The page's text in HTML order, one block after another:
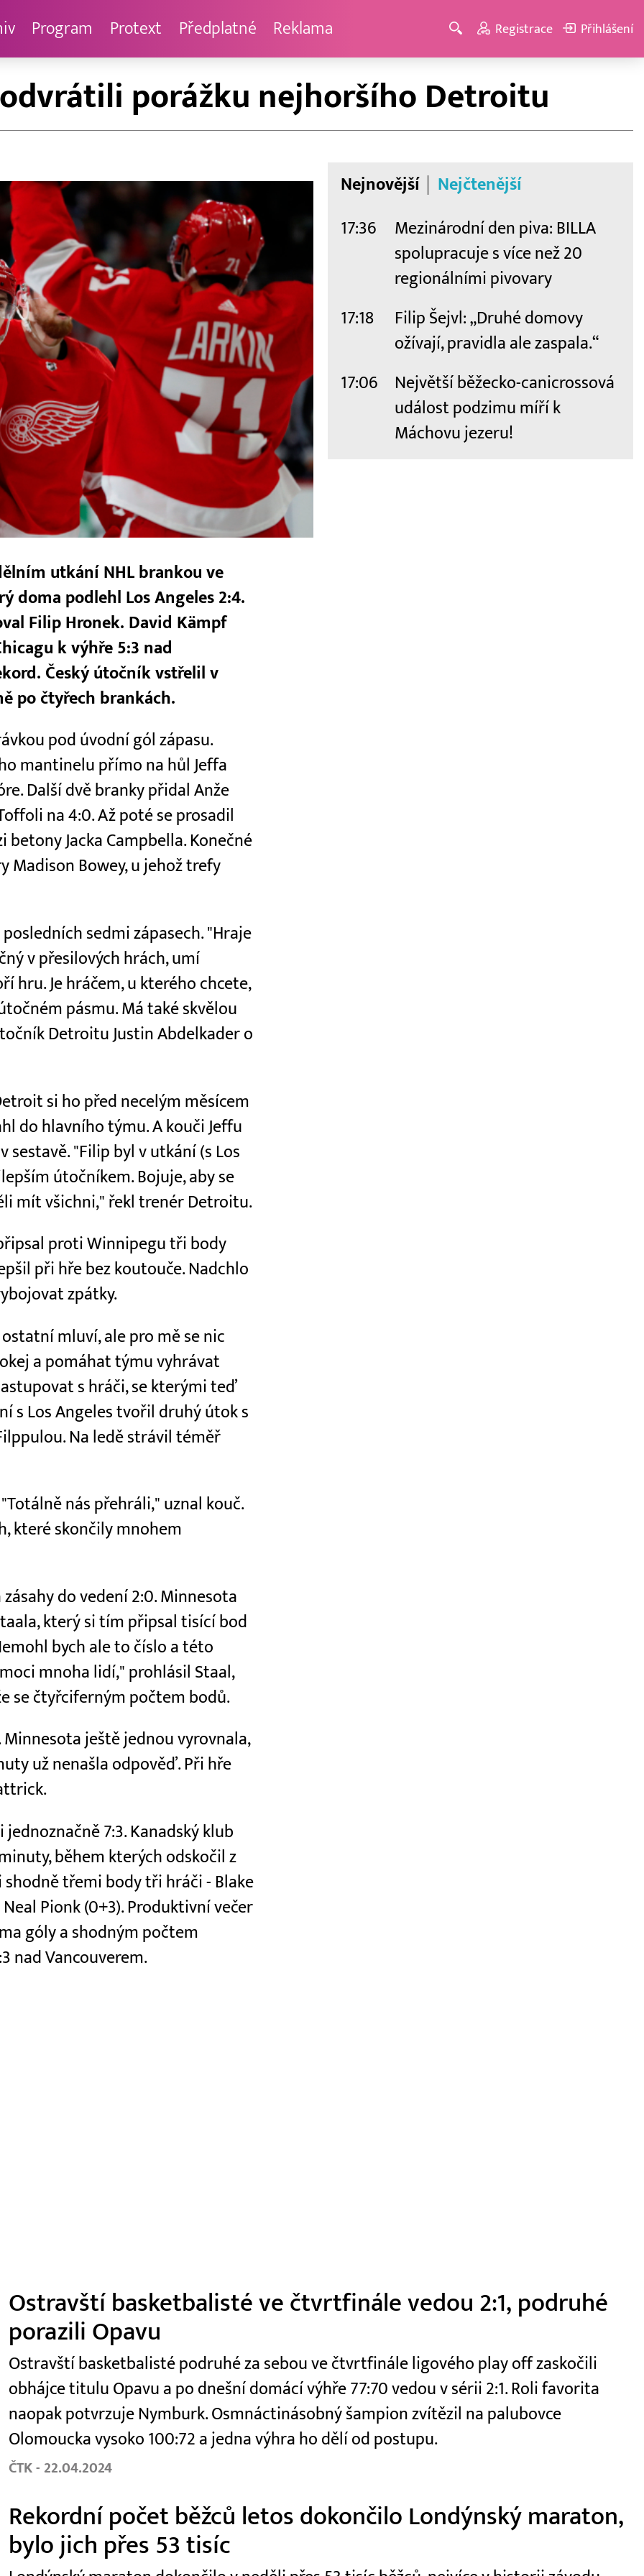
Program Protext Předplatné Reklama Registrace Přihlášení
porážku nejhoršího Detroitu
utkání NHL brankou ve
doma podlehl Los Angeles 2:4.
Filip Hronek. David Kämpf
k výhře 5:3 nad
Český útočník vstřelil v
po čtyřech brankách.
pod úvodní gól zápasu.
mantinelu přímo na hůl Jeffa
Další dvě branky přidal Anže
na 4:0. Až poté se prosadil
Jacka Campbella. Konečné
Madison Bowey, u jehož trefy
sedmi zápasech. "Hraje
v přesilových hrách, umí
hru. Je hráčem, u kterého chcete,
pásmu. Má také skvělou
Detroitu Justin Abdelkader o
si ho před necelým měsícem
do hlavního týmu. A kouči Jeffu
sestavě. "Filip byl v utkání (s Los
útočníkem. Bojuje, aby se
mít všichni," řekl trenér Detroitu.
proti Winnipegu tři body
při hře bez koutouče. Nadchlo
zpátky.
mluví, ale pro mě se nic
a pomáhat týmu vyhrávat
s hráči, se kterými teď
s Los Angeles tvořil druhý útok s
Na ledě strávil téměř
nás přehráli," uznal kouč.
které skončily mnohem
do vedení 2:0. Minnesota
který si tím připsal tisící bod
bych ale to číslo a této
mnoha lidí," prohlásil Staal,
se čtyřciferným počtem bodů.
ještě jednou vyrovnala,
už nenašla odpověď. Při hře
7:3. Kanadský klub
během kterých odskočil z
shodně třemi body tři hráči - Blake
Pionk (0+3). Produktivní večer
góly a shodným počtem
nad Vancouverem.
Nejnovější Nejčtenější
17:36
Mezinárodní den piva: BILLA
spolupracuje s více než 20
regionálními pivovary
17:18
Filip Šejvl: „Druhé domovy
ožívají, pravidla ale zaspala.“
17:06
Největší běžecko-canicrossová
událost podzimu míří k
Máchovu jezeru!
Ostravští basketbalisté ve čtvrtfinále vedou 2:1, podruhé
porazili Opavu
Ostravští basketbalisté podruhé za sebou ve čtvrtfinále ligového play off zaskočili
obhájce titulu Opavu a po dnešní domácí výhře 77:70 vedou v sérii 2:1. Roli favorita
naopak potvrzuje Nymburk. Osmnáctinásobný šampion zvítězil na palubovce
Olomoucka vysoko 100:72 a jedna výhra ho dělí od postupu.
ČTK - 22.04.2024
Rekordní počet běžců letos dokončilo Londýnský maraton,
bylo jich přes 53 tisíc